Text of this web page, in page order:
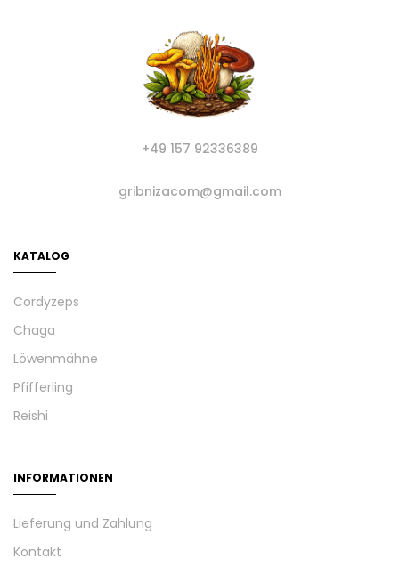
+49 157 92336389
gribnizacom@gmail.com
KATALOG
Cordyzeps
Chaga
Löwenmähne
Pfifferling
Reishi
INFORMATIONEN
Lieferung und Zahlung
Kontakt